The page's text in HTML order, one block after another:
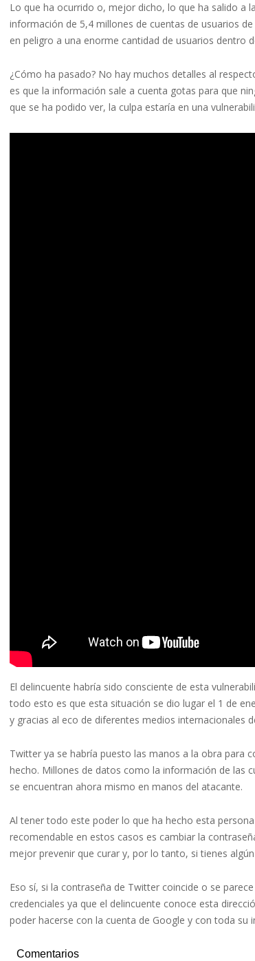
Lo que ha ocurrido o, mejor dicho, lo que ha salido a
información de 5,4 millones de cuentas de usuarios
en peligro a una enorme cantidad de usuarios dentro
¿Cómo ha pasado? No hay muchos detalles al
es que la información sale a cuenta gotas para que
que se ha podido ver, la culpa estaría en una
El delincuente habría sido consciente de esta
todo esto es que esta situación se dio lugar el 1 de
y gracias al eco de diferentes medios internacionales
Twitter ya se habría puesto las manos a la obra para
hecho. Millones de datos como la información de las
se encuentran ahora mismo en manos del atacante.
Al tener todo este poder lo que ha hecho esta
recomendable en estos casos es cambiar la
mejor prevenir que curar y, por lo tanto, si tienes
Eso sí, si la contraseña de Twitter coincide o se
credenciales ya que el delincuente conoce esta
poder hacerse con la cuenta de Google y con toda su
Comentarios